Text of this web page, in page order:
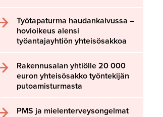
Työtapaturma haudankaivussa –
hovioikeus alensi
työantajayhtiön yhteisösakkoa
Rakennusalan yhtiölle 20 000
euron yhteisösakko työntekijän
putoamisturmasta
PMS ja mielenterveysongelmat